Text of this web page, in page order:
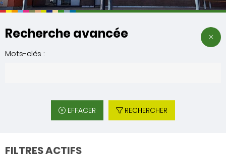
Recherche avancée
Mots-clés :
EFFACER RECHERCHER
FILTRES ACTIFS